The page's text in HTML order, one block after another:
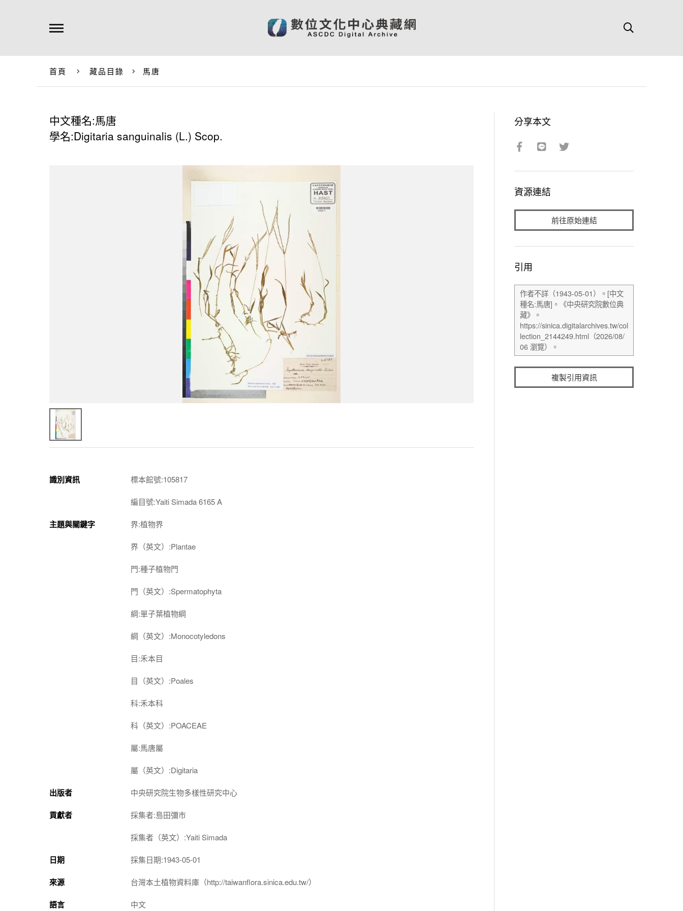
首頁 藏品目錄 馬唐
中文種名:馬唐
學名:Digitaria sanguinalis (L.) Scop.
識別資訊 標本館號:105817
編目號:Yaiti Simada 6165 A
主題與關鍵字 界:植物界
界（英文）:Plantae
門:種子植物門
門（英文）:Spermatophyta
綱:單子葉植物綱
綱（英文）:Monocotyledons
目:禾本目
目（英文）:Poales
科:禾本科
科（英文）:POACEAE
屬:馬唐屬
屬（英文）:Digitaria
出版者 中央研究院生物多樣性研究中心
貢獻者 採集者:島田彌市
採集者（英文）:Yaiti Simada
日期 採集日期:1943-05-01
來源 台灣本土植物資料庫（http://taiwanflora.sinica.edu.tw/）
語言 中文
分享本文
資源連結
前往原始連結
引用
複製引用資訊